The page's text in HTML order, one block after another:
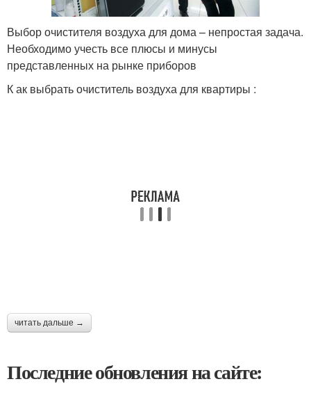
Выбор очистителя воздуха для дома – непростая задача.
Необходимо учесть все плюсы и минусы
представленных на рынке приборов
К ак выбрать очиститель воздуха для квартиры :
читать дальше →
Последние обновления на сайте: